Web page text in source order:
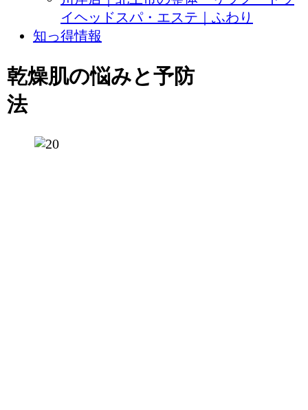
イヘッドスパ・エステ｜ふわり
知っ得情報
乾燥肌の悩みと予防
法